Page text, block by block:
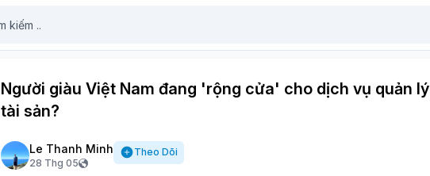
Người giàu Việt Nam đang 'rộng cửa' cho dịch vụ quản lý
tài sản?
Le Thanh Minh
28 Thg 05
Theo Dõi